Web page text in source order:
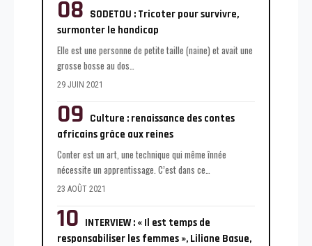
SODETOU : Tricoter pour survivre,
surmonter le handicap
Elle est une personne de petite taille (naine) et avait une
grosse bosse au dos…
29 JUIN 2021
Culture : renaissance des contes
africains grâce aux reines
Conter est un art, une technique qui même înnée
nécessite un apprentissage. C’est dans ce…
23 AOÛT 2021
INTERVIEW : « Il est temps de
responsabiliser les femmes », Liliane Basue,